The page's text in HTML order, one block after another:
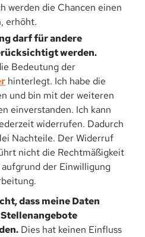
werden die Chancen einen
erhöht.
darf für andere
werden.
Bedeutung der
hinterlegt. Ich habe die
und bin mit der weiteren
einverstanden. Ich kann
widerrufen. Dadurch
Nachteile. Der Widerruf
nicht die Rechtmäßigkeit
der Einwilligung
dass meine Daten
Dies hat keinen Einfluss